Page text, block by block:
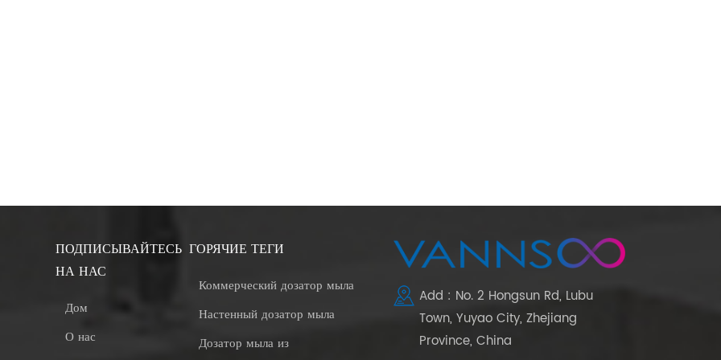
ПОДПИСЫВАЙТЕСЬ
НА НАС
Дом
О нас
ГОРЯЧИЕ ТЕГИ
Коммерческий дозатор мыла
Настенный дозатор мыла
Дозатор мыла из
Add : No. 2 Hongsun Rd, Lubu
Town, Yuyao City, Zhejiang
Province, China